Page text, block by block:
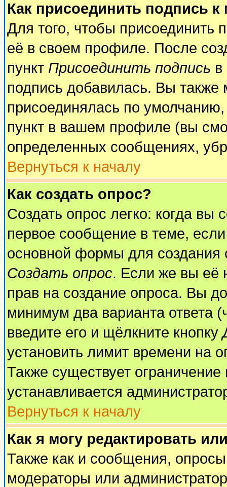
Как присоединить подпись
Для того, чтобы присоединить
её в своем профиле. После
пункт Присоединить подпись
подпись добавилась. Вы также
присоединялась по
пункт в вашем профиле (вы
определенных сообщениях,
Вернуться к началу
Как создать опрос?
Создать опрос легко: когда вы
первое сообщение в теме,
основной формы для
Создать опрос. Если же вы её
прав на создание опроса. Вы
минимум два варианта ответа
введите его и щёлкните кнопку
установить лимит времени на
Также существует ограничение
устанавливается
Вернуться к началу
Как я могу редактировать
Также как и сообщения, опросы
модераторы или